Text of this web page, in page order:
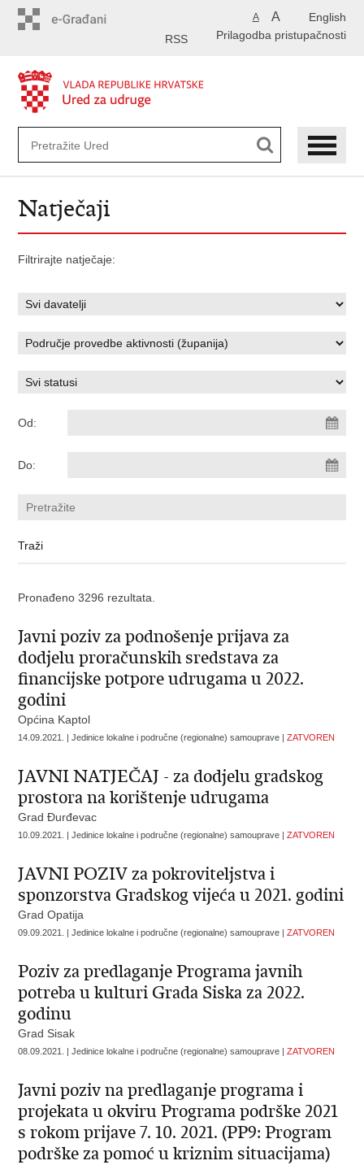
English
A A
Prilagodba pristupačnosti
RSS
Natječaji
Filtrirajte natječaje:
Od:
Do:
Pronađeno 3296 rezultata.
Javni poziv za podnošenje prijava za
dodjelu proračunskih sredstava za
financijske potpore udrugama u 2022.
godini
Općina Kaptol
14.09.2021. | Jedinice lokalne i područne (regionalne) samouprave |ZATVOREN
JAVNI NATJEČAJ - za dodjelu gradskog
prostora na korištenje udrugama
Grad Đurđevac
10.09.2021. | Jedinice lokalne i područne (regionalne) samouprave |ZATVOREN
JAVNI POZIV za pokroviteljstva i
sponzorstva Gradskog vijeća u 2021. godini
Grad Opatija
09.09.2021. | Jedinice lokalne i područne (regionalne) samouprave |ZATVOREN
Poziv za predlaganje Programa javnih
potreba u kulturi Grada Siska za 2022.
godinu
Grad Sisak
08.09.2021. | Jedinice lokalne i područne (regionalne) samouprave |ZATVOREN
Javni poziv na predlaganje programa i
projekata u okviru Programa podrške 2021
s rokom prijave 7. 10. 2021. (PP9: Program
podrške za pomoć u kriznim situacijama)